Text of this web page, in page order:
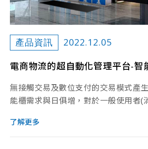
產品資訊 2022.12.05
電商物流的超自動化管理平台-智
無接觸交易及數位支付的交易模式產
能櫃需求與日俱增，對於一般使用者(
了解更多